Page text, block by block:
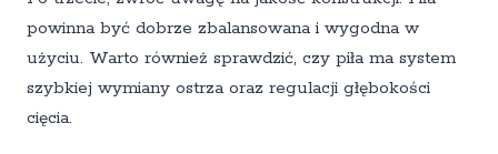
powinna być dobrze zbalansowana i wygodna w
użyciu. Warto również sprawdzić, czy piła ma system
szybkiej wymiany ostrza oraz regulacji głębokości
cięcia.